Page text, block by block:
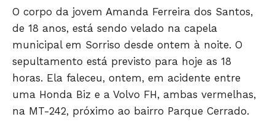
O corpo da jovem Amanda Ferreira dos Santos,
de 18 anos, está sendo velado na capela
municipal em Sorriso desde ontem à noite. O
sepultamento está previsto para hoje as 18
horas. Ela faleceu, ontem, em acidente entre
uma Honda Biz e a Volvo FH, ambas vermelhas,
na MT-242, próximo ao bairro Parque Cerrado.